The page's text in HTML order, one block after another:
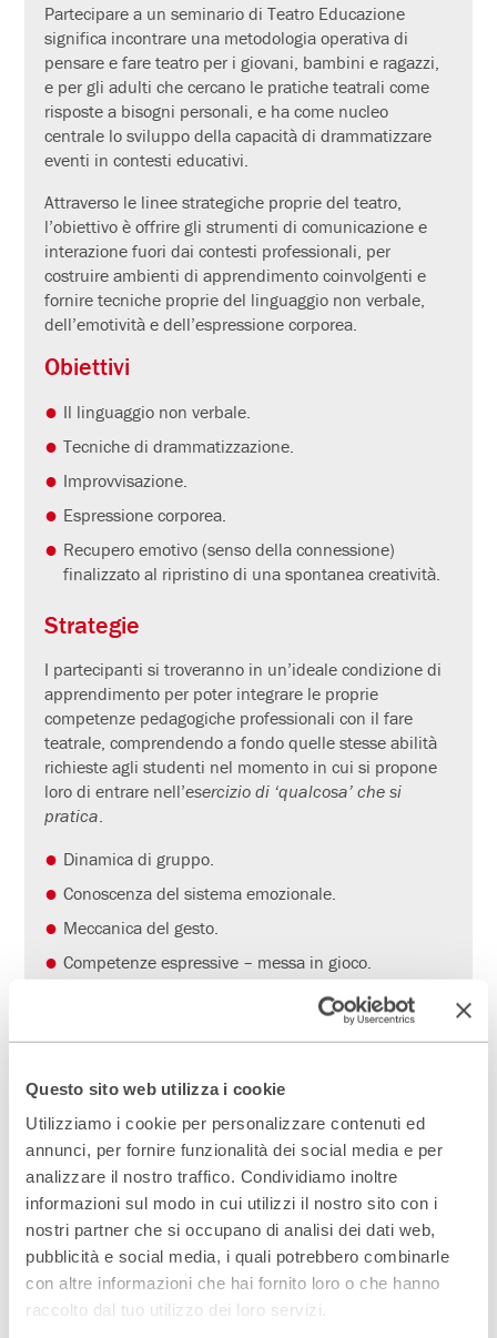
Questo sito web utilizza i cookie
Utilizziamo i cookie per personalizzare contenuti ed
annunci, per fornire funzionalità dei social media e per
analizzare il nostro traffico. Condividiamo inoltre
informazioni sul modo in cui utilizzi il nostro sito con i
nostri partner che si occupano di analisi dei dati web,
pubblicità e social media, i quali potrebbero combinarle
con altre informazioni che hai fornito loro o che hanno
raccolto dal tuo utilizzo dei loro servizi.
Partecipare a un seminario di Teatro Educazione
significa incontrare una metodologia operativa di
pensare e fare teatro per i giovani, bambini e ragazzi,
e per gli adulti che cercano le pratiche teatrali come
risposte a bisogni personali, e ha come nucleo
centrale lo sviluppo della capacità di drammatizzare
eventi in contesti educativi.
Attraverso le linee strategiche proprie del teatro,
l’obiettivo è offrire gli strumenti di comunicazione e
interazione fuori dai contesti professionali, per
costruire ambienti di apprendimento coinvolgenti e
fornire tecniche proprie del linguaggio non verbale,
dell’emotività e dell’espressione corporea.
Obiettivi
Il linguaggio non verbale.
Tecniche di drammatizzazione.
Improvvisazione.
Espressione corporea.
Recupero emotivo (senso della connessione)
finalizzato al ripristino di una spontanea creatività.
Strategie
I partecipanti si troveranno in un’ideale condizione di
apprendimento per poter integrare le proprie
competenze pedagogiche professionali con il fare
teatrale, comprendendo a fondo quelle stesse abilità
richieste agli studenti nel momento in cui si propone
loro di entrare nell’esercizio di ‘qualcosa’ che si
pratica
Dinamica di gruppo.
Conoscenza del sistema emozionale.
Meccanica del gesto.
Competenze espressive – messa in gioco.
Competenze didattiche – messa in apprendimento.
Competenze storico letterarie – messa in
Competenze sulla comunicazione teatrale – messa
in scena.
Metodo
Articolazione del processo laboratoriale:
Ilvissuto: come prodromo dell’esperienza e input
della creazione.
Lascoperta : come possibilità di espressione.